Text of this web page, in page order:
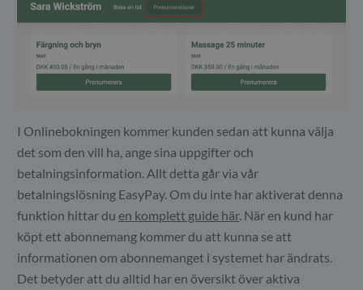
I Onlinebokningen kommer kunden sedan att kunna välja
det som den vill ha, ange sina uppgifter och
betalningsinformation. Allt detta går via vår
betalningslösning EasyPay. Om du inte har aktiverat denna
funktion hittar du en komplett guide här. När en kund har
köpt ett abonnemang kommer du att kunna se att
informationen om abonnemanget i systemet har ändrats.
Det betyder att du alltid har en översikt över aktiva